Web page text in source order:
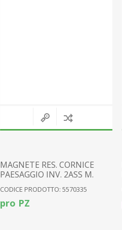
MAGNETE RES. CORNICE
PAESAGGIO INV. 2ASS M.
CODICE PRODOTTO: 5570335
pro PZ